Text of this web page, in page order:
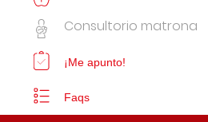
Consultorio matrona
¡Me apunto!
Faqs